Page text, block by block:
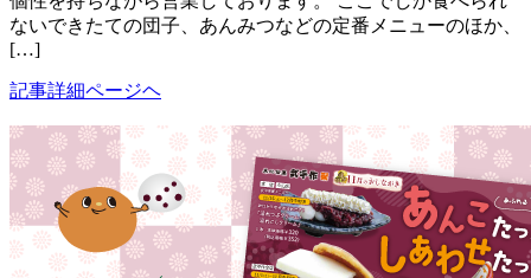
ないできたての団子、あんみつなどの定番メニューのほか、
[…]
記事詳細ページヘ